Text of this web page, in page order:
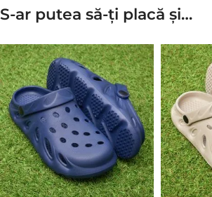
S-ar putea să-ți placă și…